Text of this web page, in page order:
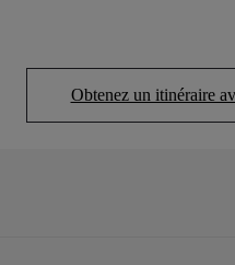
Obtenez un itinéraire